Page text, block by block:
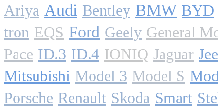
Ariya Audi Bentley BMW BYD
tron EQS Ford Geely General
Pace ID.3 ID.4 IONIQ Jaguar
Mitsubishi Model 3 Model S
Porsche Renault Skoda Smart